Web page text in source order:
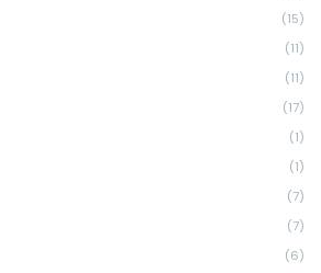
(15)
(11)
(11)
(17)
(1)
(1)
(7)
(7)
(6)